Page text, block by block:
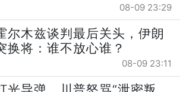
08-09 23:29
尔木兹谈判最后关头，伊朗
换将：谁不放心谁？
08-09 23:11